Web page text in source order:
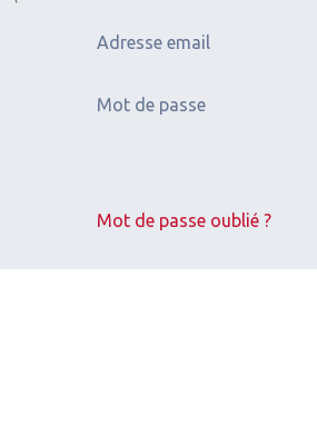
Adresse email
Mot de passe
Mot de passe oublié ?